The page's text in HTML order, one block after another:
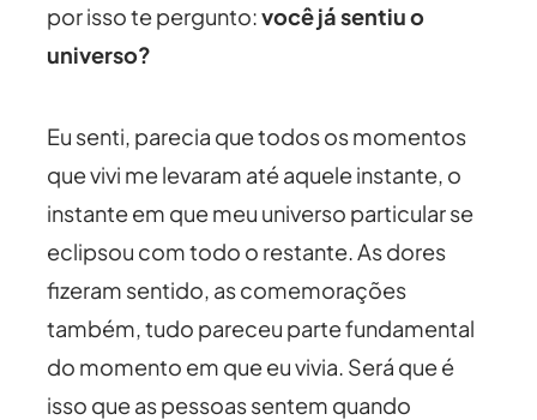
por isso te pergunto:você já sentiu o
universo?
Eu senti, parecia que todos os momentos
que vivi me levaram até aquele instante, o
instante em que meu universo particular se
eclipsou com todo o restante. As dores
fizeram sentido, as comemorações
também, tudo pareceu parte fundamental
do momento em que eu vivia. Será que é
isso que as pessoas sentem quando